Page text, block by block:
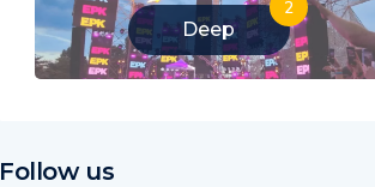
Deep
2
Follow us